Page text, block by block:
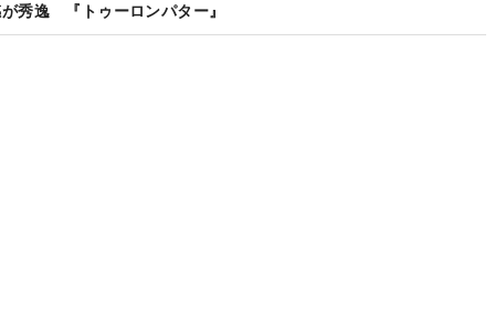
秀逸 『トゥーロンパター』